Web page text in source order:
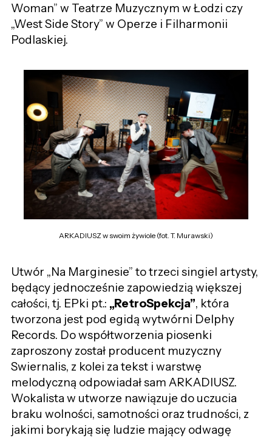
Woman” w Teatrze Muzycznym w Łodzi czy
„West Side Story” w Operze i Filharmonii
Podlaskiej.
ARKADIUSZ w swoim żywiole (fot. T. Murawski)
Utwór „Na Marginesie” to trzeci singiel artysty,
będący jednocześnie zapowiedzią większej
całości, tj. EPki pt.: „RetroSpekcja”, która
tworzona jest pod egidą wytwórni Delphy
Records. Do współtworzenia piosenki
zaproszony został producent muzyczny
Swiernalis, z kolei za tekst i warstwę
melodyczną odpowiadał sam ARKADIUSZ.
Wokalista w utworze nawiązuje do uczucia
braku wolności, samotności oraz trudności, z
jakimi borykają się ludzie mający odwagę